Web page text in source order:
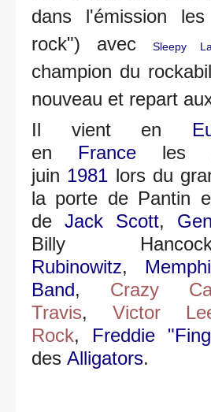
dans l'émission
rock") avec
Sleepy
champion du
nouveau et repart
Il vient en
en France les
juin 1981 lors du
la porte de Pantin
de Jack Scott,
Billy
Rubinowitz,
Band, Crazy
Travis, Victor
Rock, Freddie
des Alligators.